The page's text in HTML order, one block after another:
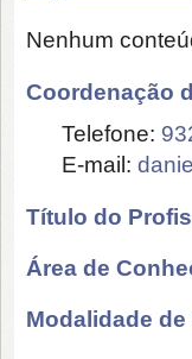
Nenhum
Coordenação
Telefone:
E-mail:
Título do
Área de
Modalidade